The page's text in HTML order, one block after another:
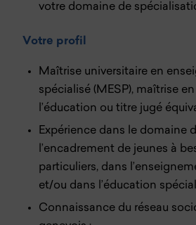
votre domaine de
Votre profil
Maîtrise universitaire en
spécialisé (MESP), maîtrise
l’éducation ou titre jugé
Expérience dans le domaine
l’encadrement de jeunes à
particuliers, dans
et/ou dans l’éducation
Connaissance du réseau